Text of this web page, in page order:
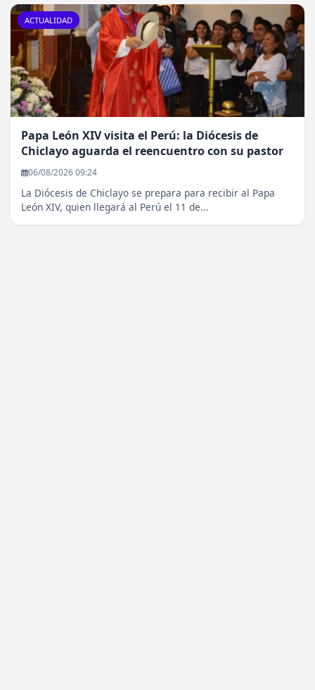
ACTUALIDAD
Papa León XIV visita el Perú: la Diócesis de
Chiclayo aguarda el reencuentro con su pastor
06/08/2026 09:24
La Diócesis de Chiclayo se prepara para recibir al Papa
León XIV, quien llegará al Perú el 11 de...